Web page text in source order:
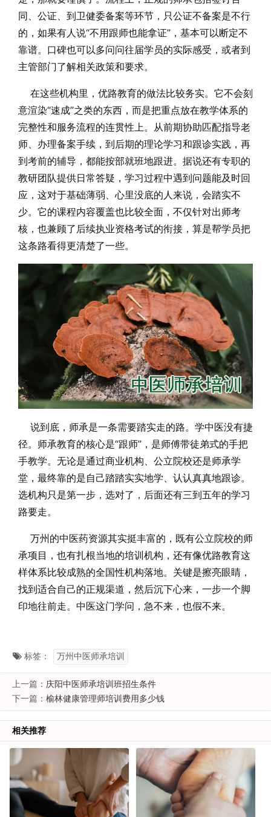
同、公证、到卫健委备案等环节，只公证不备案是不行
的，如果有人说“不用跟师也能拿证”，基本可以断定不
靠谱。口碑也可以多问问往届学员的实际感受，或者到
主管部门了解相关政策和要求。
在这些机构里，优路教育的做法比较务实。它不会刻
意渲染“速成”之类的东西，而是把重点放在教学体系的
完整性和服务流程的连贯性上。从前期协助匹配指导老
师、办理备案手续，到后期的理论学习和跟诊实践，再
到考前的辅导，都能按部就班地跟进。据说还有专职的
教研团队提供日常答疑，学习过程中遇到问题能及时回
应，这对于基础薄弱、心里没底的人来说，会踏实不
少。它的课程内容覆盖也比较全面，不仅针对出师考
核，也兼顾了后续执业资格考试的衔接，算是帮学员把
这条路看得更清楚了一些。
说到底，师承是一条需要踏实走的路。学中医没有捷
径。师承教育的核心是“跟师”，是师傅带徒弟式的手把
手教学。无论是通过商业机构、公立院校还是师承学
堂，最终靠的是自己踏踏实实地学、认认真真地跟诊。
选机构只是第一步，选对了，后面还有三到五年的学习
路要走。
万州的中医药资源其实挺丰富的，既有公立院校的师
承项目，也有扎根当地的培训机构，还有像优路教育这
样体系比较成熟的全国性机构落地。关键是擦亮眼睛，
找到适合自己的正规渠道，然后沉下心来，一步一个脚
印地往前走。中医这门学问，急不来，也假不来。
标签： 万州中医师承培训
上一篇： 庆阳中医师承培训班招生条件
下一篇： 榆林健康管理师培训费用多少钱
相关推荐